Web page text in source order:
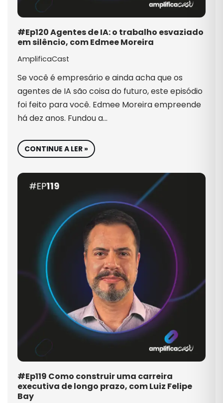
#Ep120 Agentes de IA: o trabalho esvaziado
em silêncio, com Edmee Moreira
AmplificaCast
Se você é empresário e ainda acha que os
agentes de IA são coisa do futuro, este episódio
foi feito para você. Edmee Moreira empreende
há dez anos. Fundou a…
CONTINUE A LER »
#Ep119 Como construir uma carreira
executiva de longo prazo, com Luiz Felipe
Bay